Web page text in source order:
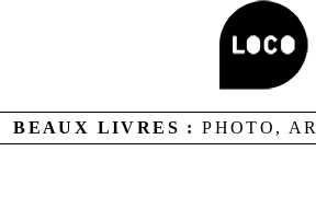
BEAUX LIVRES :PHOTO,